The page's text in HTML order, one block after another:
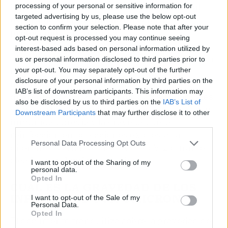
processing of your personal or sensitive information for
targeted advertising by us, please use the below opt-out
section to confirm your selection. Please note that after your
opt-out request is processed you may continue seeing
interest-based ads based on personal information utilized by
us or personal information disclosed to third parties prior to
your opt-out. You may separately opt-out of the further
disclosure of your personal information by third parties on the
IAB’s list of downstream participants. This information may
also be disclosed by us to third parties on the IAB’s List of
Downstream Participants that may further disclose it to other
Personal Data Processing Opt Outs
I want to opt-out of the Sharing of my
personal data.
Opted In
I want to opt-out of the Sale of my
Personal Data.
Opted In
ingresados es considerablemente menor al
esperable si la vacuna no ofreciera
protección", argumentan.
El CCAES remacha que "en estos momentos son
necesarios más estudios acerca la
neutralización 'in vitro', la efectividad de las
diferentes vacunas, así como datos adicionales
sobre el riesgo de reinfección en personas con
diferentes variantes del SARS-CoV-2 durante
oleadas pandémicas anteriores".
CUÁL ES LA GRAVEDAD DE LOS
INFECTADOS CON ÓMICRON
El documento tranquiliza sobre la gravedad de